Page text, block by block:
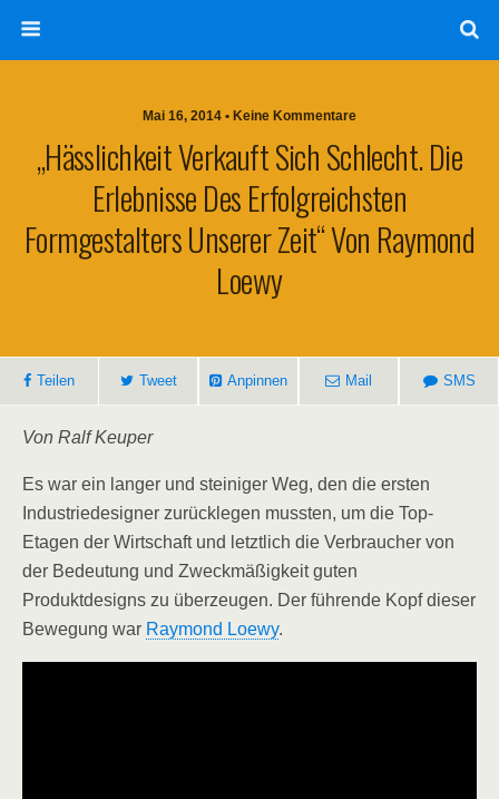
Mai 16, 2014 • Keine Kommentare
„Hässlichkeit Verkauft Sich Schlecht. Die
Erlebnisse Des Erfolgreichsten
Formgestalters Unserer Zeit“ Von Raymond
Loewy
Teilen Tweet Anpinnen Mail SMS
Von Ralf Keuper
Es war ein langer und steiniger Weg, den die ersten
Industriedesigner zurücklegen mussten, um die Top-
Etagen der Wirtschaft und letztlich die Verbraucher von
der Bedeutung und Zweckmäßigkeit guten
Produktdesigns zu überzeugen. Der führende Kopf dieser
Bewegung war Raymond Loewy.